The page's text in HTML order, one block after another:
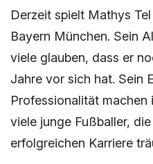
Derzeit spielt Mathys
Bayern München. Sein
viele glauben, dass er
Jahre vor sich hat. Sein
Professionalität machen
viele junge Fußballer,
erfolgreichen Karriere